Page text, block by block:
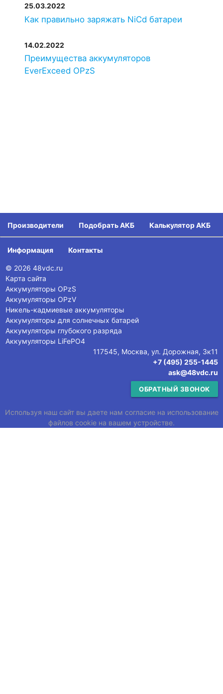
25.03.2022
Как правильно заряжать NiCd батареи
14.02.2022
Преимущества аккумуляторов
EverExceed OPzS
Производители Подобрать АКБ Калькулятор АКБ
Информация Контакты
© 2026 48vdc.ru
Карта сайта
Аккумуляторы OPzS
Аккумуляторы OPzV
Никель-кадмиевые аккумуляторы
Аккумуляторы для солнечных батарей
Аккумуляторы глубокого разряда
Аккумуляторы LiFePO4
117545, Москва, ул. Дорожная, 3к11
+7 (495) 255-1445
ask@48vdc.ru
ОБРАТНЫЙ ЗВОНОК
Используя наш сайт вы даете нам согласие на использование
файлов cookie на вашем устройстве.